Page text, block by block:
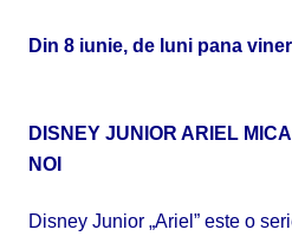
Din 8 iunie, de luni pana
DISNEY JUNIOR ARIEL
NOI
Disney Junior „Ariel” este o